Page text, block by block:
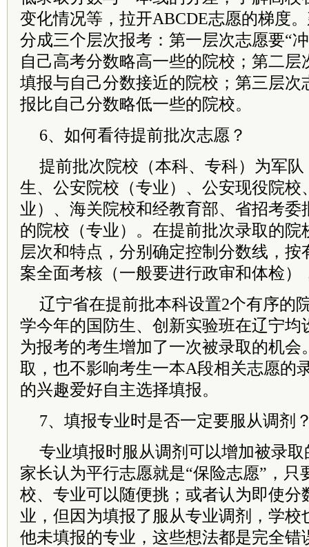
变化情况等，拉开ABCDE志愿的梯度
分成三个层次报考：第一层次志愿要“
自己高考分数略高一些的院校；第二层
填报与自己分数接近的院校；第三层次
报比自己分数略低一些的院校。
6、如何看待提前批次志愿？
提前批次院校（本科、专科）为军
生、公安院校（专业）、公安现役院校
业）、海关院校和经教育部、省招考委
的院校（专业）。在提前批次录取的院
层次和特点，分别确定控制分数线，按
案全面考核（一般要进行政审和体检）
辽宁省在提前批本科设置2个有序的
学今年的国防生、创新实验班在辽宁均
为报考的考生增加了一次被录取的机会
取，也不影响考生一本A段相关志愿的
的兴趣爱好自主选择填报。
7、填报专业时是否一定要服从调剂
专业填报时服从调剂可以增加被录
家长认为平行志愿就是“保险志愿”，只
校、专业可以随便挑；或者认为即使分
业，但因为填报了服从专业调剂，学校
他未填报的专业，这些想法都是完全错